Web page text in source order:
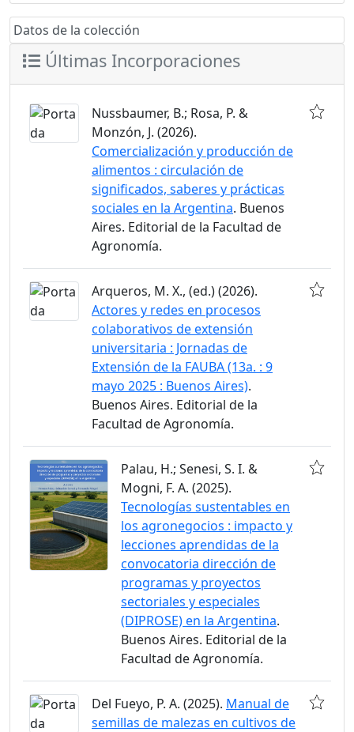
Datos de la colección
Últimas Incorporaciones
Nussbaumer, B.; Rosa, P. &
Monzón, J. (2026).
Comercialización y producción de
alimentos : circulación de
significados, saberes y prácticas
sociales en la Argentina. Buenos
Aires. Editorial de la Facultad de
Agronomía.
Arqueros, M. X., (ed.) (2026).
Actores y redes en procesos
colaborativos de extensión
universitaria : Jornadas de
Extensión de la FAUBA (13a. : 9
mayo 2025 : Buenos Aires).
Buenos Aires. Editorial de la
Facultad de Agronomía.
Palau, H.; Senesi, S. I. &
Mogni, F. A. (2025).
Tecnologías sustentables en
los agronegocios : impacto y
lecciones aprendidas de la
convocatoria dirección de
programas y proyectos
sectoriales y especiales
(DIPROSE) en la Argentina.
Buenos Aires. Editorial de la
Facultad de Agronomía.
Del Fueyo, P. A. (2025). Manual de
semillas de malezas en cultivos de